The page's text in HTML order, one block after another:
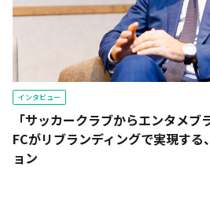
インタビュー
「サッカークラブからエンタメ
FCがリブランディングで実現す
ョン